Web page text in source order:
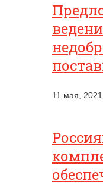
11 мая, 2021